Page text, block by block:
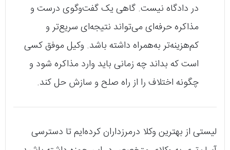
در دادگاه نیست. گاهی یک گفت‌وگوی درست و
مذاکره حرفه‌ای می‌تواند نتیجه‌ای سریع‌تر و
کم‌هزینه‌تر به‌همراه داشته باشد. وکیل موفق کسی
است که بداند چه زمانی باید وارد مذاکره شود و
چگونه اختلاف را از راه صلح و سازش حل کند.
لیستی از بهترین وکلا درمرزداران کرده‌ایم تا دسترسی